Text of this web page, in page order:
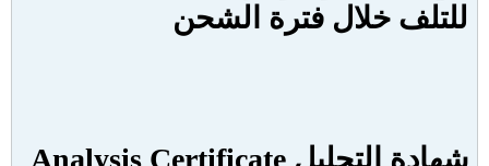
للتلف خلال فترة الشحن
شهادة التحليل Analysis Certificate